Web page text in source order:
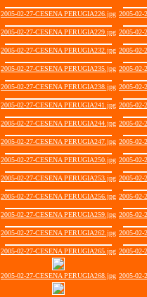
2005-02-27-CESENA PERUGIA226.jpg 2005-02-
2005-02-27-CESENA PERUGIA229.jpg 2005-02-
2005-02-27-CESENA PERUGIA232.jpg 2005-02-
2005-02-27-CESENA PERUGIA235.jpg 2005-02-
2005-02-27-CESENA PERUGIA238.jpg 2005-02-
2005-02-27-CESENA PERUGIA241.jpg 2005-02-
2005-02-27-CESENA PERUGIA244.jpg 2005-02-
2005-02-27-CESENA PERUGIA247.jpg 2005-02-
2005-02-27-CESENA PERUGIA250.jpg 2005-02-
2005-02-27-CESENA PERUGIA253.jpg 2005-02-
2005-02-27-CESENA PERUGIA256.jpg 2005-02-
2005-02-27-CESENA PERUGIA259.jpg 2005-02-
2005-02-27-CESENA PERUGIA262.jpg 2005-02-
2005-02-27-CESENA PERUGIA265.jpg 2005-02-
2005-02-27-CESENA PERUGIA268.jpg 2005-02-